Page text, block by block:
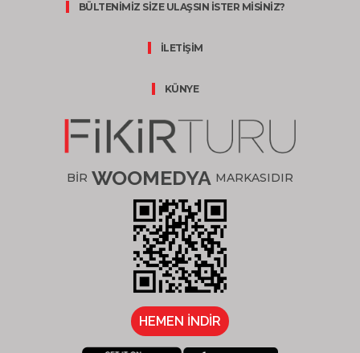
BÜLTENİMİZ SİZE ULAŞSIN İSTER MİSİNİZ?
İLETİŞİM
KÜNYE
BİR WOOMEDYA MARKASIDIR
HEMEN İNDİR